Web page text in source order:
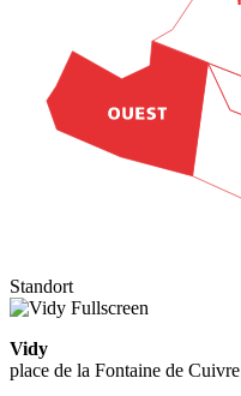
Standort
Fullscreen
Vidy
place de la Fontaine de Cuivre